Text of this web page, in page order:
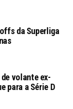
da Superliga
volante ex-
para a Série D